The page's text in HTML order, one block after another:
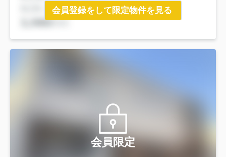
会員登録をして限定物件を見る
会員限定